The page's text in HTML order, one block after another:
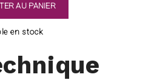
AU PANIER
en stock